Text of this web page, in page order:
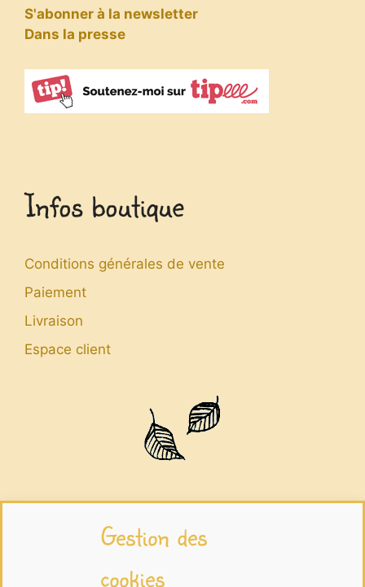
Gestion des
cookies
S'abonner à la newsletter
Dans la presse
Infos boutique
Conditions générales de vente
Paiement
Livraison
Espace client
Infos légales